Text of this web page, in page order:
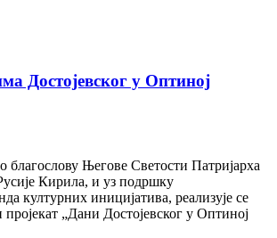
Достојевског у Оптиној
благослову Његове Светости Патријарха
Кирила, и уз подршку
културних иницијатива, реализује се
„Дани Достојевског у Оптиној